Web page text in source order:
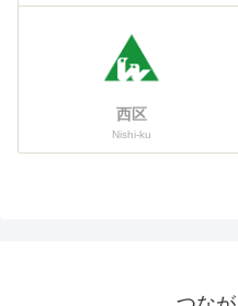
西区
Nishi-ku